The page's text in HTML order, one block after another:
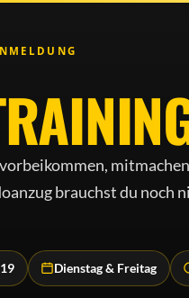
brauchst du noch
Dienstag & Freitag